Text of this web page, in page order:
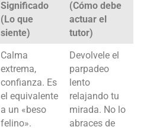
Significado
(Lo que
siente)
(Cómo debe
actuar el
tutor)
Calma
extrema,
confianza. Es
el equivalente
a un «beso
felino».
Devolvele el
parpadeo
lento
relajando tu
mirada. No lo
abraces de